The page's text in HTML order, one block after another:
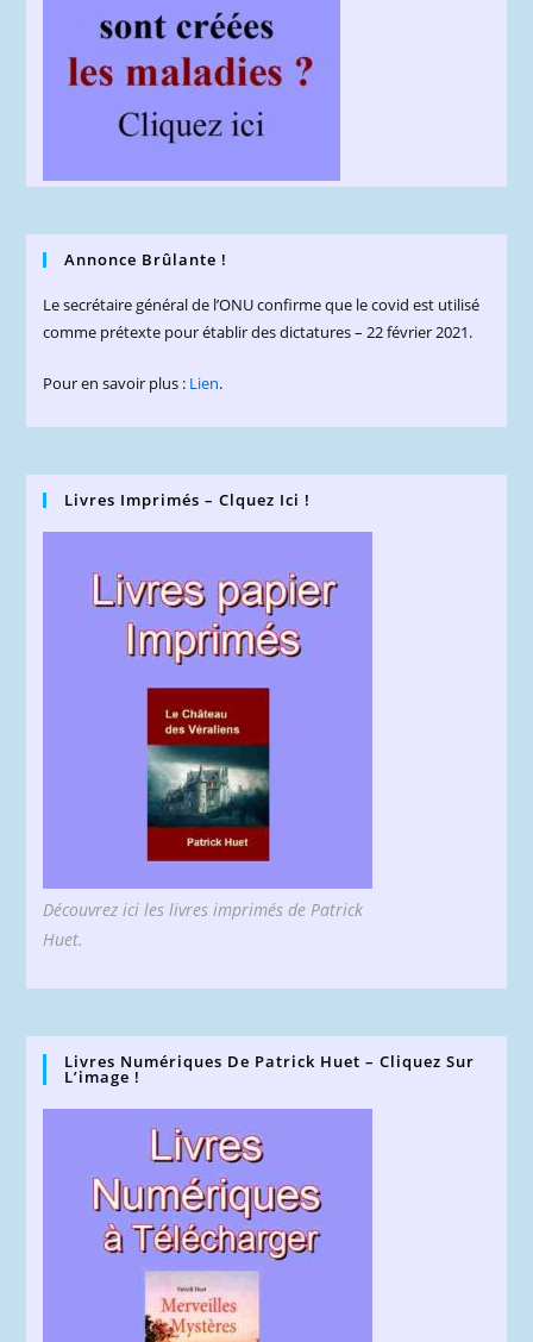
Annonce Brûlante !
Le secrétaire général de l’ONU confirme que le covid est utilisé
comme prétexte pour établir des dictatures – 22 février 2021.
Pour en savoir plus : Lien.
Livres Imprimés – Clquez Ici !
Découvrez ici les livres imprimés de Patrick
Huet.
Livres Numériques De Patrick Huet – Cliquez Sur
L’image !